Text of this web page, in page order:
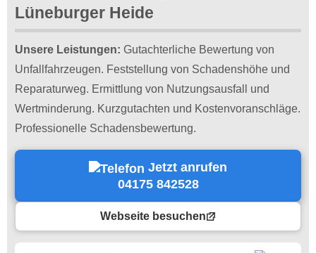
Lüneburger Heide
Unsere Leistungen: Gutachterliche Bewertung von
Unfallfahrzeugen. Feststellung von Schadenshöhe und
Reparaturweg. Ermittlung von Nutzungsausfall und
Wertminderung. Kurzgutachten und Kostenvoranschläge.
Professionelle Schadensbewertung.
Jetzt anrufen
04175 842528
Webseite besuchen